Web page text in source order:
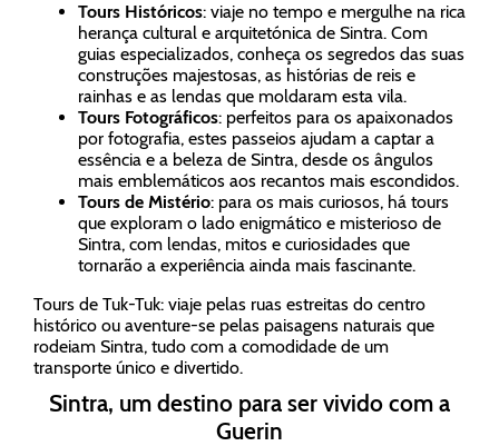
Tours Históricos: viaje no tempo e mergulhe na rica
herança cultural e arquitetónica de Sintra. Com
guias especializados, conheça os segredos das suas
construções majestosas, as histórias de reis e
rainhas e as lendas que moldaram esta vila.
Tours Fotográficos: perfeitos para os apaixonados
por fotografia, estes passeios ajudam a captar a
essência e a beleza de Sintra, desde os ângulos
mais emblemáticos aos recantos mais escondidos.
Tours de Mistério: para os mais curiosos, há tours
que exploram o lado enigmático e misterioso de
Sintra, com lendas, mitos e curiosidades que
tornarão a experiência ainda mais fascinante.
Tours de Tuk-Tuk: viaje pelas ruas estreitas do centro
histórico ou aventure-se pelas paisagens naturais que
rodeiam Sintra, tudo com a comodidade de um
transporte único e divertido.
Sintra, um destino para ser vivido com a
Guerin